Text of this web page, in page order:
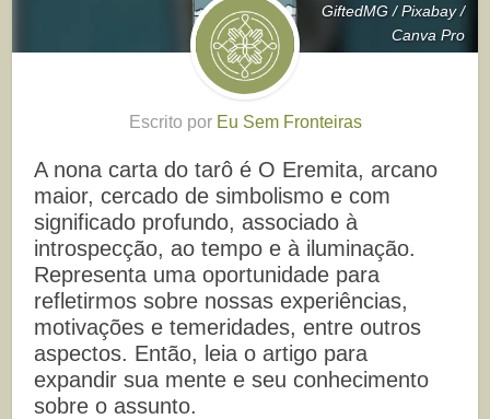
GiftedMG / Pixabay /
Canva Pro
Escrito por Eu Sem Fronteiras
A nona carta do tarô é O Eremita, arcano
maior, cercado de simbolismo e com
significado profundo, associado à
introspecção, ao tempo e à iluminação.
Representa uma oportunidade para
refletirmos sobre nossas experiências,
motivações e temeridades, entre outros
aspectos. Então, leia o artigo para
expandir sua mente e seu conhecimento
sobre o assunto.